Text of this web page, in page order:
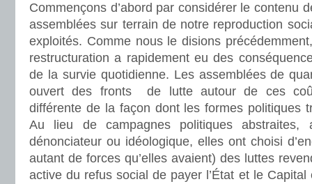
Commençons d’abord par considérer le contenu
assemblées sur terrain de notre reproduction
exploités. Comme nous le disions
restructuration a rapidement eu des
de la survie quotidienne. Les assemblées de
ouvert des fronts de lutte autour de ces
différente de la façon dont les formes politiques
Au lieu de campagnes politiques abstraites,
dénonciateur ou idéologique, elles ont choisi
autant de forces qu’elles avaient) des luttes
active du refus social de payer l’État et le Capital